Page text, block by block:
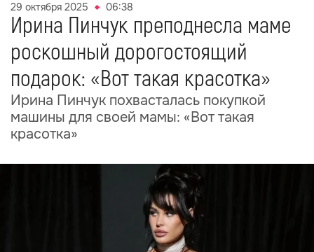
29 октября 2025 06:38
Ирина Пинчук преподнесла маме
роскошный дорогостоящий
подарок: «Вот такая красотка»
Ирина Пинчук похвасталась покупкой
машины для своей мамы: «Вот такая
красотка»